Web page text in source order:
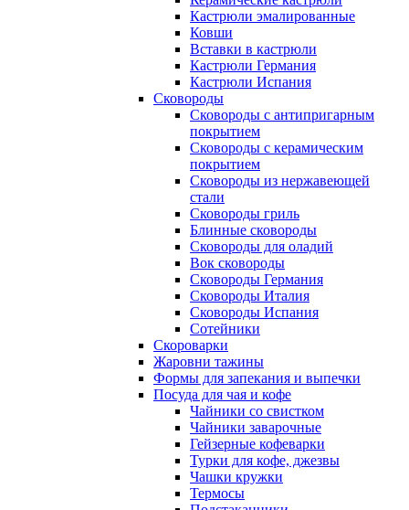
Кастрюли эмалированные
Ковши
Вставки в кастрюли
Кастрюли Германия
Кастрюли Испания
Сковороды
Сковороды с антипригарным
покрытием
Сковороды с керамическим
покрытием
Сковороды из нержавеющей
стали
Сковороды гриль
Блинные сковороды
Сковороды для оладий
Вок сковороды
Сковороды Германия
Сковороды Италия
Сковороды Испания
Сотейники
Скороварки
Жаровни тажины
Формы для запекания и выпечки
Посуда для чая и кофе
Чайники со свистком
Чайники заварочные
Гейзерные кофеварки
Турки для кофе, джезвы
Чашки кружки
Термосы